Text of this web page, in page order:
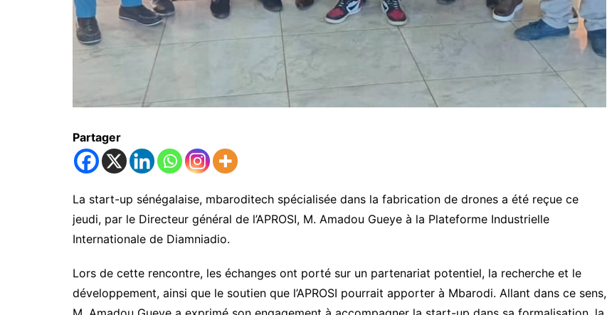
Partager
La start-up sénégalaise, mbaroditech spécialisée dans la fabrication de drones a été reçue ce
jeudi, par le Directeur général de l’APROSI, M. Amadou Gueye à la Plateforme Industrielle
Internationale de Diamniadio.
Lors de cette rencontre, les échanges ont porté sur un partenariat potentiel, la recherche et le
développement, ainsi que le soutien que l’APROSI pourrait apporter à Mbarodi. Allant dans ce sens,